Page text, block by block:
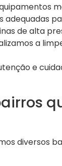
adequadas
de alta
a
e
diversos